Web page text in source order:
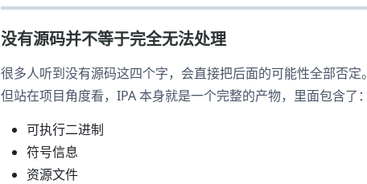
没有源码并不等于完全无法处理
很多人听到没有源码这四个字，会直接把后面的可能性全部否定。
但站在项目角度看，IPA 本身就是一个完整的产物，里面包含了：
可执行二进制
符号信息
资源文件